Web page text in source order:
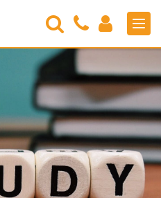
Search
Contact
Us
Login